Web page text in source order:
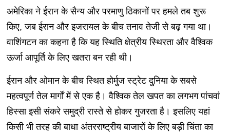
अमेरिका ने ईरान के सैन्य और परमाणु ठिकानों पर हमले तब शुरू
किए, जब ईरान और इजरायल के बीच तनाव तेजी से बढ़ गया था।
वाशिंगटन का कहना है कि यह स्थिति क्षेत्रीय स्थिरता और वैश्विक
ऊर्जा आपूर्ति के लिए खतरा बन रही थी।
ईरान और ओमान के बीच स्थित होर्मुज स्ट्रेट दुनिया के सबसे
महत्वपूर्ण तेल मार्गों में से एक है। वैश्विक तेल खपत का लगभग पांचवां
हिस्सा इसी संकरे समुद्री रास्ते से होकर गुजरता है। इसलिए यहां
किसी भी तरह की बाधा अंतरराष्ट्रीय बाजारों के लिए बड़ी चिंता का